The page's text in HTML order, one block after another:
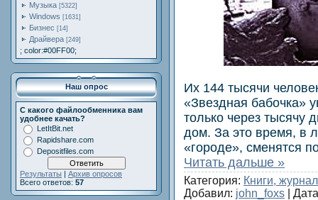
Музыка [5322]
Windows [1631]
Бизнес [14]
Драйвера [249]
; color:#00FF00;
Наш опрос
С какого файлообменника вам
удобнее качать?
LetItBit.net
Rapidshare.com
Depositfiles.com
Результаты | Архив опросов
Всего ответов: 57
Их 144 тысячи
«Звездная бабочка»
только через тысячу
дом. За это время, в
«городе», сменятся
Читать дальше »
Категория: Книги,
Добавил: john_foxs |